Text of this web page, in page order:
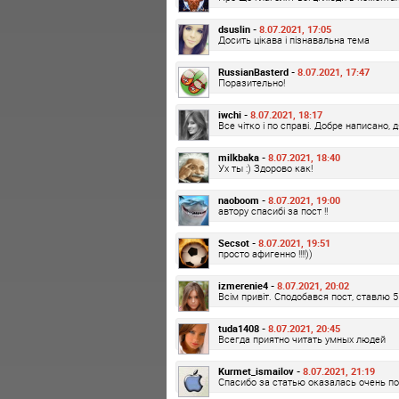
dsuslin - 8.07.2021, 17:05
Досить цікава і пізнавальна тема
RussianBasterd - 8.07.2021, 17:47
Поразительно!
iwchi - 8.07.2021, 18:17
Все чітко і по справі. Добре написано,
milkbaka - 8.07.2021, 18:40
Ух ты :) Здорово как!
naoboom - 8.07.2021, 19:00
автору спасибі за пост !!
Secsot - 8.07.2021, 19:51
просто афигенно !!!!))
izmerenie4 - 8.07.2021, 20:02
Всім привіт. Сподобався пост, ставлю 5
tuda1408 - 8.07.2021, 20:45
Всегда приятно читать умных людей
Kurmet_ismailov - 8.07.2021, 21:19
Спасибо за статью оказалась очень